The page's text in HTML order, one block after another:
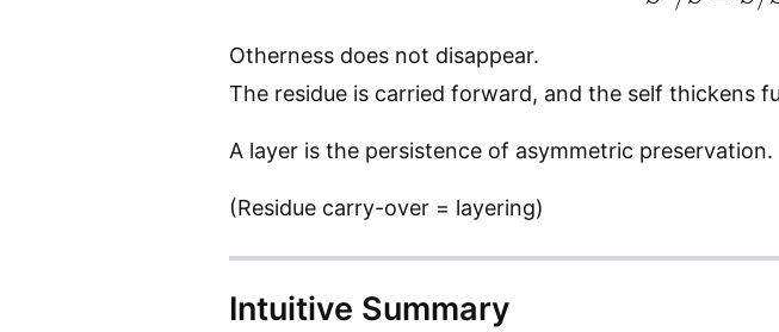
Otherness does not disappear.
The residue is carried forward, and the self thickens
A layer is the persistence of asymmetric preservation.
(Residue carry-over = layering)
Intuitive Summary